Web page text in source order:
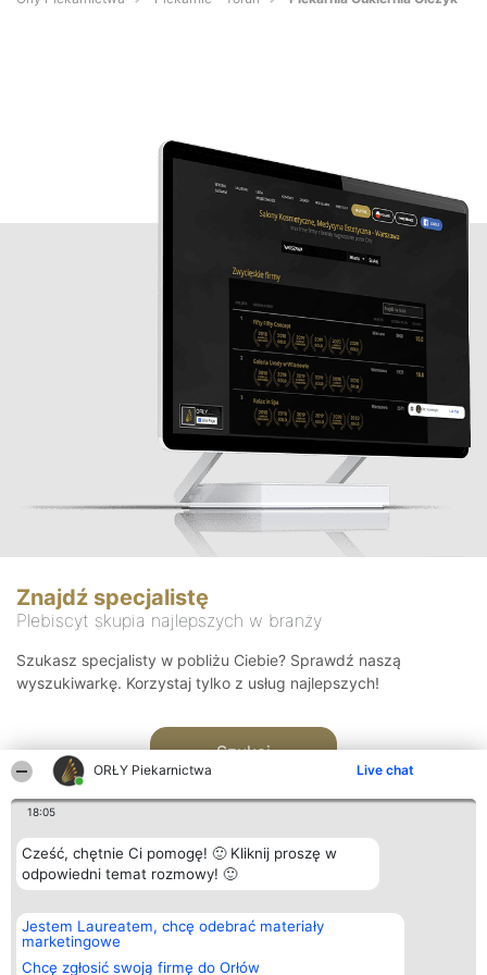
ORŁY Piekarnictwa Live chat
18:05
Cześć, chętnie Ci pomogę! 🙂 Kliknij proszę w
odpowiedni temat rozmowy! 🙂
Jestem Laureatem, chcę odebrać materiały
marketingowe
Chcę zgłosić swoją firmę do Orłów
Znajdź specjalistę
Plebiscyt skupia najlepszych w branży
Szukasz specjalisty w pobliżu Ciebie? Sprawdź naszą
wyszukiwarkę. Korzystaj tylko z usług najlepszych!
Szukaj
Organizator plebiscytu
Bright Side Solutions sp. z o.
o. sp. k.
ul. Ruska 22
Plebiscyt
Laureaci
wszystkich
Kontakt
Kontakt